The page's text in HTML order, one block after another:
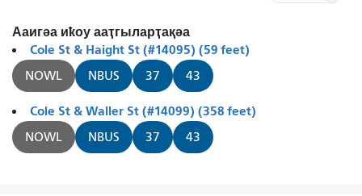
Ааигәа иҟоу ааҭгыларҭақәа
Cole St & Haight St (#14095) (59 feet)
NOWL NBUS 37 43
Cole St & Waller St (#14099) (358 feet)
NOWL NBUS 37 43